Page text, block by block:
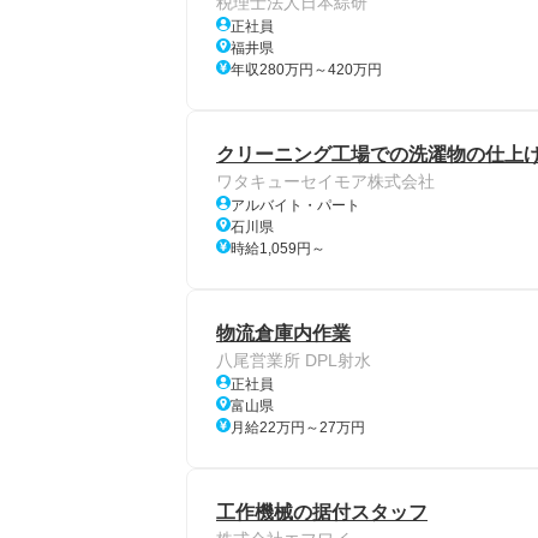
正社員
福井県
年収280万円～420万円
クリーニング工場での洗濯物の仕上
ワタキューセイモア株式会社
アルバイト・パート
石川県
時給1,059円～
物流倉庫内作業
八尾営業所 DPL射水
正社員
富山県
月給22万円～27万円
工作機械の据付スタッフ